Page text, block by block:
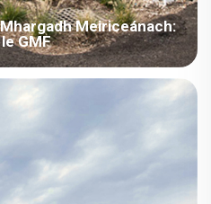
Meiriceánach:
GMF
Thuaidh / Seomra
Réimse: Campaí
1000–4000 m². Scéins:
Foghlama. Am: 2015. Cur síos
an t-industriocht thógála